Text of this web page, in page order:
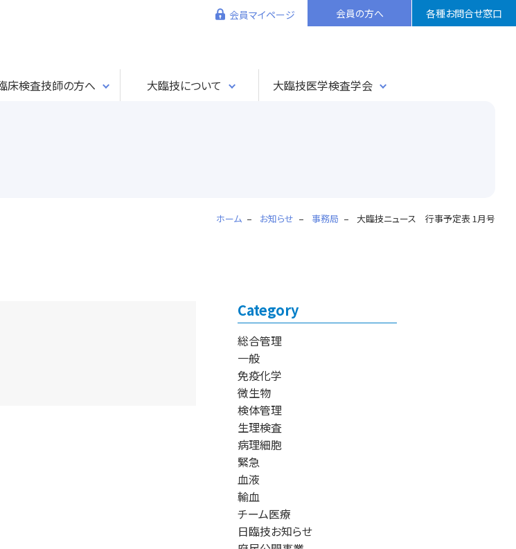
会員マイページ 会員の方へ 各種お問合せ窓口
臨床検査技師の方へ 大臨技について 大臨技医学検査学会
ホーム お知らせ 事務局 大臨技ニュース 行事予定表 1月号
Category
総合管理
一般
免疫化学
微生物
検体管理
生理検査
病理細胞
緊急
血液
輸血
チーム医療
日臨技お知らせ